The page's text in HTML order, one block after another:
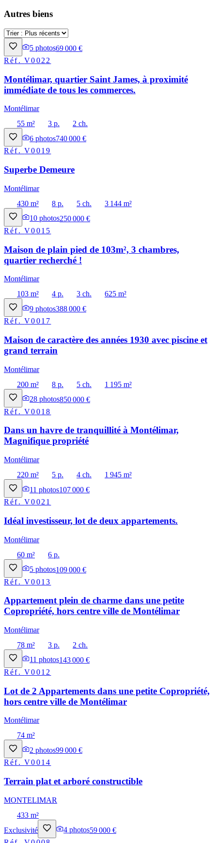
Autres biens
5 photos69 000 €
Réf.V0022
Montélimar, quartier Saint James, à proximité
immédiate de tous les commerces.
Montélimar
55 m²
3 p.
2 ch.
6 photos740 000 €
Réf.V0019
Superbe Demeure
Montélimar
430 m²
8 p. 5 ch.
3 144 m²
10 photos250 000 €
Réf.V0015
Maison de plain pied de 103m², 3 chambres,
quartier recherché !
Montélimar
103 m²
4 p. 3 ch.
625 m²
9 photos388 000 €
Réf.V0017
Maison de caractère des années 1930 avec piscine et
grand terrain
Montélimar
200 m²
8 p. 5 ch.
1 195 m²
28 photos850 000 €
Réf.V0018
Dans un havre de tranquillité à Montélimar,
Magnifique propriété
Montélimar
220 m²
5 p. 4 ch.
1 945 m²
11 photos107 000 €
Réf.V0021
Idéal investisseur, lot de deux appartements.
Montélimar
60 m²
6 p.
5 photos109 000 €
Réf.V0013
Appartement plein de charme dans une petite
Copropriété, hors centre ville de Montélimar
Montélimar
78 m²
3 p.
2 ch.
11 photos143 000 €
Réf.V0012
Lot de 2 Appartements dans une petite Copropriété,
hors centre ville de Montélimar
Montélimar
74 m²
2 photos99 000 €
Réf.V0014
Terrain plat et arboré constructible
MONTELIMAR
433 m²
Exclusivité
4 photos59 000 €